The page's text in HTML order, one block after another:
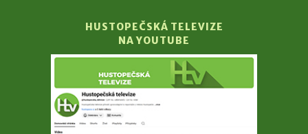
HUSTOPEČSKÁ TELEVIZE
NA YOUTUBE